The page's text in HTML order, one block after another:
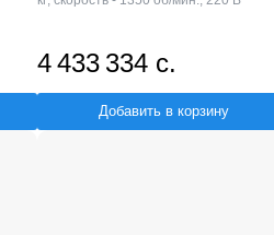
4 433 334 с.
Добавить в корзину